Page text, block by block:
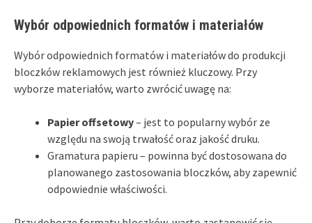
Wybór odpowiednich formatów i materiałów
Wybór odpowiednich formatów i materiałów do produkcji
bloczków reklamowych jest również kluczowy. Przy
wyborze materiałów, warto zwrócić uwagę na:
Papier offsetowy– jest to popularny wybór ze
względu na swoją trwałość oraz jakość druku.
Gramatura papieru – powinna być dostosowana do
planowanego zastosowania bloczków, aby zapewnić
odpowiednie właściwości.